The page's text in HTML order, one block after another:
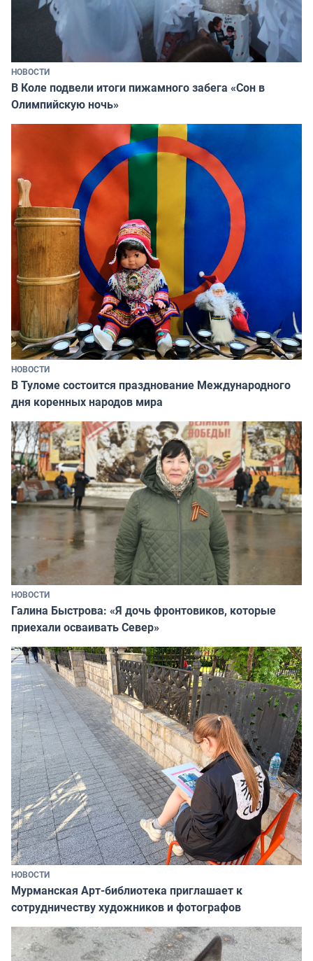
НОВОСТИ
В Коле подвели итоги пижамного забега «Сон в
Олимпийскую ночь»
НОВОСТИ
В Туломе состоится празднование Международного
дня коренных народов мира
НОВОСТИ
Галина Быстрова: «Я дочь фронтовиков, которые
приехали осваивать Север»
НОВОСТИ
Мурманская Арт-библиотека приглашает к
сотрудничеству художников и фотографов